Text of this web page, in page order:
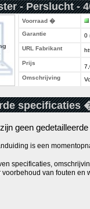
- Perslucht -
Voorraad �
Garantie
0
URL Fabrikant
Prijs
Omschrijving
specificaties
geen
is een
specificaties,
voorbehoud van fouten en